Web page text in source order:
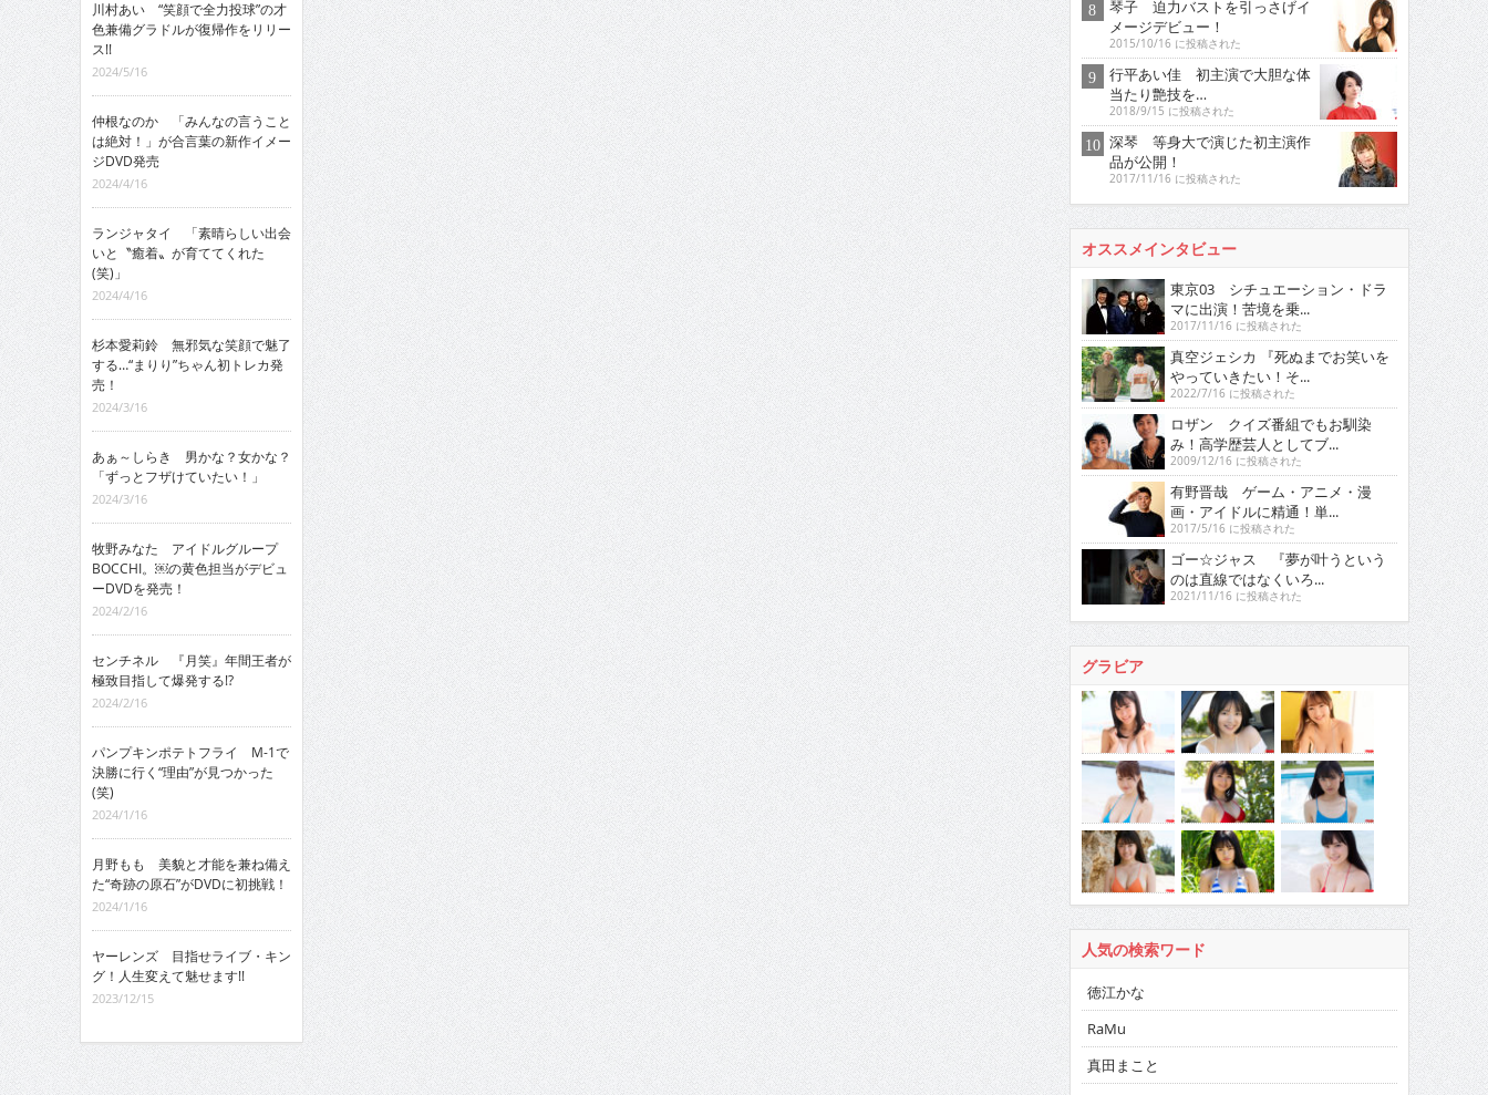
川村あい “笑顔で全力投球”の才
色兼備グラドルが復帰作をリリー
ス!!
2024/5/16
仲根なのか 「みんなの言うこと
は絶対！」が合言葉の新作イメー
ジDVD発売
2024/4/16
ランジャタイ 「素晴らしい出会
いと〝癒着〟が育ててくれた
(笑)」
2024/4/16
杉本愛莉鈴 無邪気な笑顔で魅了
する…“まりり”ちゃん初トレカ発
売！
2024/3/16
あぁ～しらき 男かな？女かな？
「ずっとフザけていたい！」
2024/3/16
牧野みなた アイドルグループ
BOCCHI。￼の黄色担当がデビュ
ーDVDを発売！
2024/2/16
センチネル 『月笑』年間王者が
極致目指して爆発する!?
2024/2/16
パンプキンポテトフライ M-1で
決勝に行く“理由”が見つかった
(笑)
2024/1/16
月野もも 美貌と才能を兼ね備え
た“奇跡の原石”がDVDに初挑戦！
2024/1/16
ヤーレンズ 目指せライブ・キン
グ！人生変えて魅せます!!
2023/12/15
琴子 迫力バストを引っさげイ
メージデビュー！
2015/10/16 に投稿された
行平あい佳 初主演で大胆な体
当たり艶技を…
2018/9/15 に投稿された
深琴 等身大で演じた初主演作
品が公開！
2017/11/16 に投稿された
オススメインタビュー
東京03 シチュエーション・ドラ
マに出演！苦境を乗...
2017/11/16 に投稿された
真空ジェシカ 『死ぬまでお笑いを
やっていきたい！そ...
2022/7/16 に投稿された
ロザン クイズ番組でもお馴染
み！高学歴芸人としてブ...
2009/12/16 に投稿された
有野晋哉 ゲーム・アニメ・漫
画・アイドルに精通！単...
2017/5/16 に投稿された
ゴー☆ジャス 『夢が叶うという
のは直線ではなくいろ...
2021/11/16 に投稿された
グラビア
人気の検索ワード
徳江かな
RaMu
真田まこと